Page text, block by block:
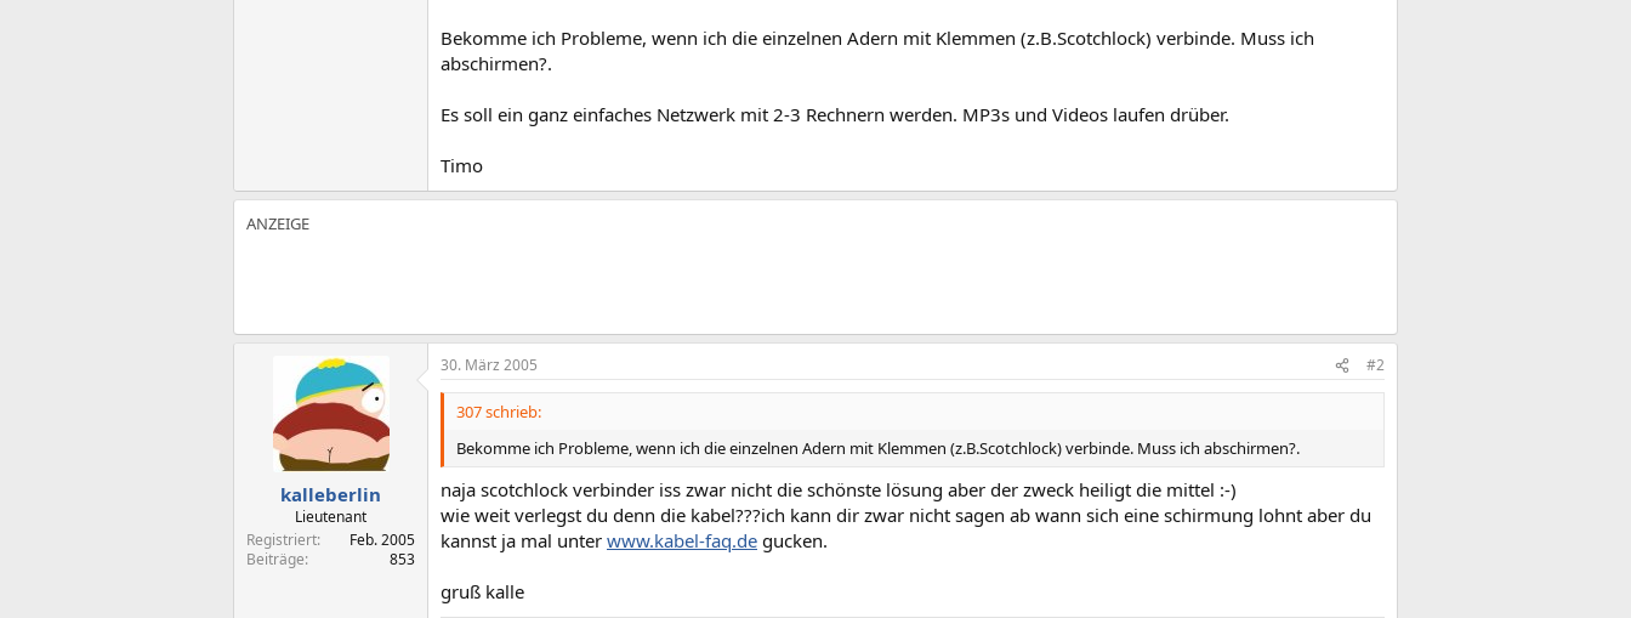
Bekomme ich Probleme, wenn ich die einzelnen Adern mit Klemmen (z.B.Scotchlock) verbinde. Muss ich
abschirmen?.
Es soll ein ganz einfaches Netzwerk mit 2-3 Rechnern werden. MP3s und Videos laufen drüber.
Timo
kalleberlin
Lieutenant
Registriert
Feb. 2005
Beiträge
853
30. März 2005 #2
307 schrieb:
Bekomme ich Probleme, wenn ich die einzelnen Adern mit Klemmen (z.B.Scotchlock) verbinde. Muss ich abschirmen?.
naja scotchlock verbinder iss zwar nicht die schönste lösung aber der zweck heiligt die mittel :-)
wie weit verlegst du denn die kabel???ich kann dir zwar nicht sagen ab wann sich eine schirmung lohnt aber du
kannst ja mal unter www.kabel-faq.de gucken.
gruß kalle